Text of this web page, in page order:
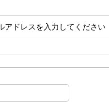
アドレスを入力してください